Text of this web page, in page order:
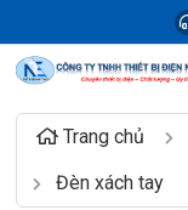
Trang chủ
Đèn xách tay